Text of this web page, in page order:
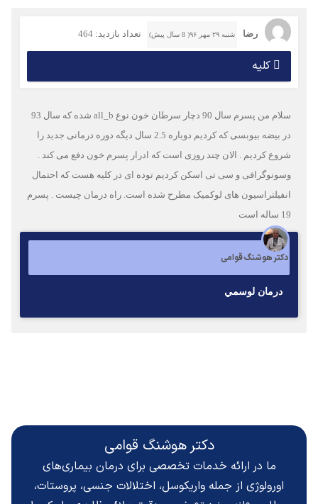
رضا شنبه ۲۹ مهر ۹۶( 8 سال پیش) تعداد بازدید: 464
کلیه
سلام من پسرم سال 90 دچار سرطان خون نوع all_b شده که سال 93
در بیضه بیوبسی که کردیم دوباره 2.5 سال دیگه دوره درمانی جدید را
شروع کردیم . الان چند روزی است که ادرار پسرم خون دفع می کند .
وسونوگرافی و سی تی اسکن کردیم توده ای در کلیه هست که احتمال
انفیلتراسیون های لوکمیک مطرح شده است. راه درمان چیست . پسرم
19 ساله است
دکتر هوشنگ قوامی
درمان لوسمي
دکتر هوشنگ قوامی
ما در ارائه خدمات تخصصی برای درمان بیماری‌های
اورولوژی از جمله واریکوسل، اختلالات جنسی، پروستات،